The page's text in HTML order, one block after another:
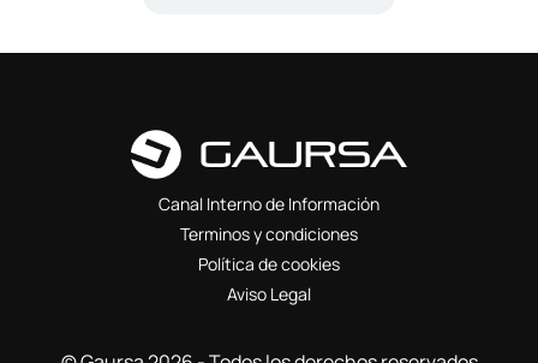
Canal Interno de Información
Terminos y condiciones
Política de cookies
Aviso Legal